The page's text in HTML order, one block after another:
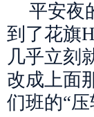
平安夜
到了花旗
几乎立刻
改成上面
们班的“压